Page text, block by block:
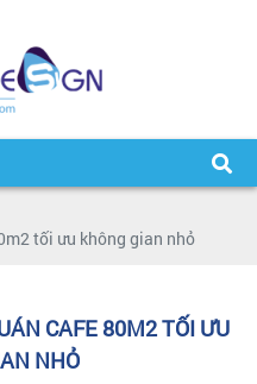
tối ưu không gian nhỏ
CAFE 80M2 TỐI ƯU
NHỎ